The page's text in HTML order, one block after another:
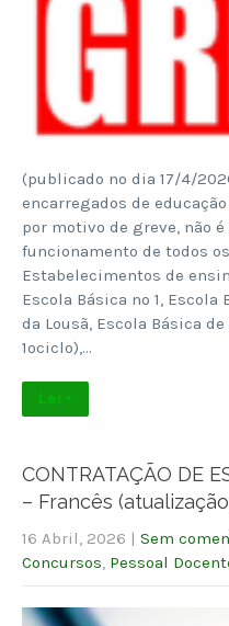
(publicado no dia 17/4/
encarregados de
por motivo de greve, não
funcionamento de todos
Estabelecimentos de
Escola Básica nº 1,
da Lousã, Escola Básica
1ºciclo),…
Ler +
CONTRATAÇÃO DE
– Francês
16 Abril, 2026 | Sem
Concursos Pessoal